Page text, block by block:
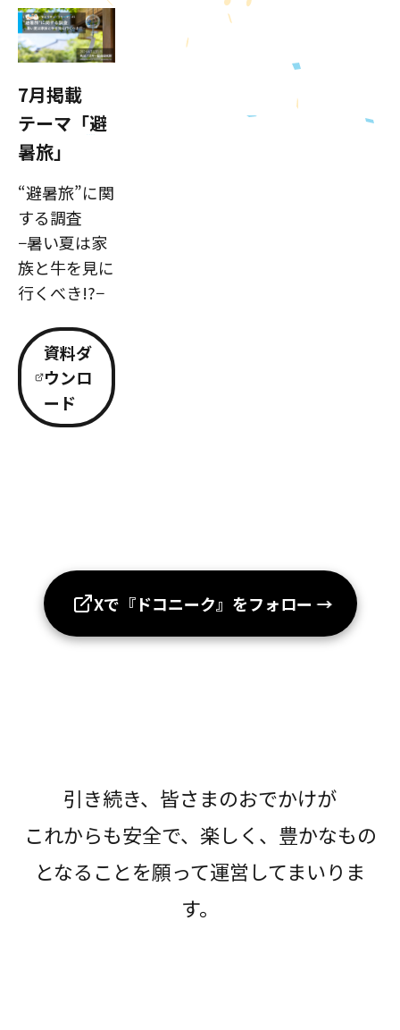
7月掲載
テーマ「避
暑旅」
“避暑旅”に関
する調査
−暑い夏は家
族と牛を見に
行くべき!?−
資料ダ
ウンロ
ード
Xで『ドコニーク』をフォロー →
引き続き、皆さまのおでかけが
これからも安全で、楽しく、豊かなもの
となることを願って運営してまいりま
す。